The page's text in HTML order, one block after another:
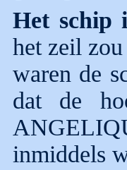
Het schip
het zeil
waren de
dat de
inmiddels